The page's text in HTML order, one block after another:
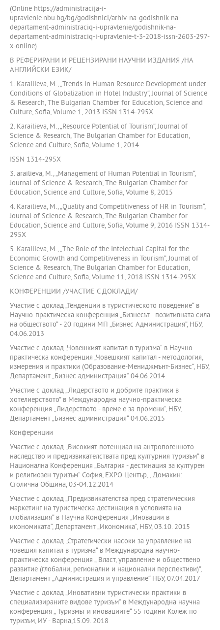
(Online https://administracija-i-
upravlenie.nbu.bg/bg/godishnici/arhiv-na-godishnik-na-
departament-administraciq-i-upravlenie/godishnik-na-
departament-administraciq-i-upravlenie-t-3-2018-issn-2603-297-
x-online)
В РЕФЕРИРАНИ И РЕЦЕНЗИРАНИ НАУЧНИ ИЗДАНИЯ /НА
АНГЛИЙСКИ ЕЗИК/
1. Karailieva, М., „Trends in Human Resource Development under
Conditions of Globalization in Hotel Industry“, Journal of Science
& Research, The Bulgarian Chamber for Education, Science and
Culture, Sofia, Volume 1, 2013 ISSN 1314-295X
2. Karailieva, М., „Resource Potential of Tourism“, Journal of
Science & Research, The Bulgarian Chamber for Education,
Science and Culture, Sofia, Volume 1, 2014
ISSN 1314-295X
3. arailieva, М., „Маnagement of Human Potential in Tourism“,
Journal of Science & Research, The Bulgarian Chamber for
Education, Science and Culture, Sofia, Volume 8, 2015
4. Karailieva, М., „Quality and Competitiveness of HR in Tourism“,
Journal of Science & Research, The Bulgarian Chamber for
Education, Science and Culture, Sofia, Volume 9, 2016 ISSN 1314-
295X
5. Karailieva, М., „The Role of the Intelectual Capital for the
Economic Growth and Competitiveness in Tourism“, Journal of
Science & Research, The Bulgarian Chamber for Education,
Science and Culture, Sofia, Volume 11, 2018 ISSN 1314-295X
КОНФЕРЕНЦИИ /УЧАСТИЕ С ДОКЛАДИ/
Участие с доклад „Тенденции в туристическото поведение“ в
Научно-практическа конференция „Бизнесът - позитивната сила
на обществото“ - 20 години МП „Бизнес Администрация“, НБУ,
04.06.2013
Участие с доклад „Човешкият капитал в туризма“ в Научно-
практическа конференция „Човешкият капитал - методология,
измерения и практики (Образование-Мениджмънт-Бизнес“, НБУ,
Департамент „Бизнес администрация“ 04.06.2014
Участие с доклад „Лидерството и добрите практики в
хотелиерството” в Международна научно-практическа
конференция „Лидерството - време е за промени“, НБУ,
Департамент „Бизнес администрация“ 04.06.2015
Конференции
Участие с доклад „Високият потенциал на антропогенното
наследство и предизвикателствата пред културния туризъм“ в
Национална Конференция „България - дестинация за културен
и религиозен туризъм“ София, ЕХРО Център, , Домакин:
Столична Община, 03-04.12.2014
Участие с доклад „Предизвикателства пред стратегическия
маркетинг на туристическа дестинация в условията на
глобализация“ в Научна Конференция „Иновации в
икономиката“, Департамент „Икономика“, НБУ, 03.10. 2015
Участие с доклад „Стратегически насоки за управление на
човешия капитал в туризма“ в Международна научно-
практическа конференция „ Власт, управление и обществено
развитие (глобални, регионални и национални перспективи)”,
Департамент „Администрация и управление“ НБУ, 07.04.2017
Участие с доклад „Иновативни туристически практики в
специализираните видове туризъм“ в Международна научна
конференция „ Туризмът и иновациите“ 55 години Колеж по
туризъм, ИУ - Варна,15.09. 2018